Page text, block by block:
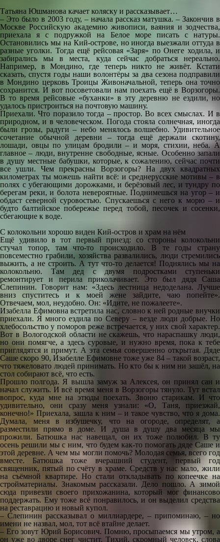
Татьяна Юшманова качает коляску и рассказывает…
– Это было в 2003 году, – начала рассказ матушка. – Закончив в
Москве Российскую академию живописи, ваяния и зодчества,
приехала я с подружкой на Белое море писать с натуры.
Остановились мы на Кий-острове, но иногда выезжали оттуда в
разные уголки. Тогда ещё рейсовая «Заря» по Онеге ходила, и
забирались мы в места, куда сейчас добраться нереально.
Например, в Мондино, где теперь никто не живёт. Кстати
сказать, спустя годы наши волонтёры за два сезона подправили
в Мондино церковь Троицы Живоначальной, теперь она точно
сохранится. И вот посоветовали нам поехать ещё в Ворзогоры.
В то время рейсовые «буханки» в эту деревню не ездили, но
удалось пристроиться на почтовую машину.
Приехали. Что поразило тогда – простор. Во всех смыслах. И в
природном, и в человеческом. Погода стояла солнечная, иногда
были грозы, радуги – небо менялось волшебно. Удивительное
сочетание обычной деревни – тогда ещё держали скотину,
лошади, овцы по улицам бродили – и моря, стихии, неба. А
главное – люди, внутренне свободные, ясные. Особенно запали
в душу местные бабушки, которые, к сожалению, сейчас почти
все ушли. Чем прекрасны Ворзогоры? На двух квадратных
километрах ты можешь найти всё: и среднерусские мотивы – в
полях с убегающими дорожками, и берёзовый лес, и тундру по
берегам реки, и болота невероятные. Поднимешься на угор – и
обдаст северной суровостью. Спускаешься с него к морю – и
будто балтийское побережье перед тобой, песочек и сосенки,
сбегающие к воде.
С колокольни хорошо виден Кий-остров и храм на нём
Ещё удивило в тот первый приезд: со стороны колокольни
стучал топор, там что-то происходило. В те годы страну
повсеместно грабили, хозяйства развалились, люди стремились
выжить, а не строить. А тут что-то делается! Поднялись мы на
колокольню. Там дед с двумя подростками ступеньки
ремонтирует и перила приколачивает. Это был дядя Саша
Слепинин. Говорит нам: «Здесь лестница недоделана. Лучше
вниз спуститесь и к моей жене зайдите, чаю попейте».
Отвечаем, мол, неудобно. Он: «Идите, не пожалеете».
Изабелла Ефимовна встретила нас, словно к ней родные внучки
приехали. Я много ездила по Северу – везде люди добрые. Но
хлебосольство у поморов реже встречается, у них свой характер.
Вот в Вологодской области не скажешь, что нараспашку люди,
но они помягче, а здесь суровые, и нужно время, пока к тебе
приглядятся и примут. А эта семья совершенно открытая. Дяде
Саше скоро 90, Изабелле Ефимовне тоже уже 84 – такой возраст,
что тяжеловато людей принимать. Но кто бы к ним ни зашёл, на
стол собирают всё, что есть.
Прошло полгода. Я вышла замуж за Алексея, он принял сан и
начал служить. И всё время меня в Ворзогоры тянуло. Тут встал
вопрос, куда мне на этюды поехать. Звоню старикам. И что
удивительно, они сразу меня узнали: «О, Таня, приезжай,
конечно!» Приехала, зашла к ним – и такое чувство, что я дома.
Думала, меня в избушечку, что на огороде, определят, а
разместили прямо в доме. И душа в душу два месяца мы
прожили. Батюшка нас навещал, он их тоже полюбил. В ту
осень решили мы с ним, что будем как-то помогать дяде Саше и
этой деревне. А чем мы могли помочь? Молодая семья, всего год
вместе. Батюшка тоже вчерашний студент, первый год
священник, пятый по счёту в храме. Средств у нас мало, жили
на съёмной квартире. Но стали откладывать по копеечке на
стройматериалы. Знакомым рассказали. Дело пошло. А зимой
сюда привезли своего прихожанина, который мог финансово
поддержать. Ему тоже всё понравилось, и он выделил средства
на реставрацию и новый купол.
– Слепинин рассказывал о миллиардере, – припоминаю, – но
имени не назвал, мол, тот всё втайне делает.
– Его зовут Юрий Борисович. Помню, просыпаемся мы утром, а
он уже во дворе снег чистит. Тихий, скромный человек, слова